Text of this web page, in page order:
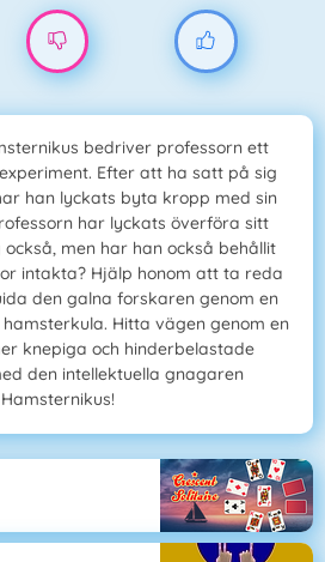
bedriver professorn ett
Efter att ha satt på sig
han lyckats byta kropp med sin
har lyckats överföra sitt
men har han också behållit
intakta? Hjälp honom att ta reda
den galna forskaren genom en
Hitta vägen genom en
knepiga och hinderbelastade
den intellektuella gnagaren
Hamsternikus!